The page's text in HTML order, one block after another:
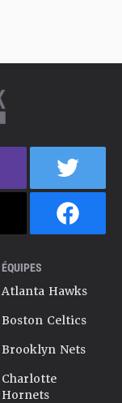
ÉQUIPES
Atlanta Hawks
Boston Celtics
Brooklyn Nets
Charlotte
Hornets